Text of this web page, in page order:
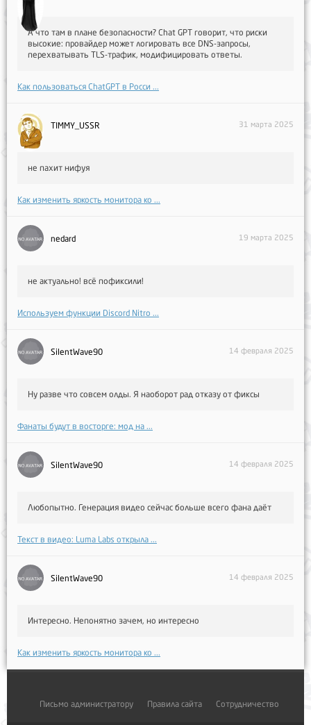
А что там в плане безопасности? Chat GPT говорит, что риски
высокие: провайдер может логировать все DNS-запросы,
перехватывать TLS-трафик, модифицировать ответы.
Как пользоваться ChatGPT в Росси ...
TIMMY_USSR 31 марта 2025
не пахит нифуя
Как изменить яркость монитора ко ...
nedard 19 марта 2025
не актуально! всё пофиксили!
Используем функции Discord Nitro ...
SilentWave90 14 февраля 2025
Ну разве что совсем олды. Я наоборот рад отказу от фиксы
Фанаты будут в восторге: мод на ...
SilentWave90 14 февраля 2025
Любопытно. Генерация видео сейчас больше всего фана даёт
Текст в видео: Luma Labs открыла ...
SilentWave90 14 февраля 2025
Интересно. Непонятно зачем, но интересно
Как изменить яркость монитора ко ...
Письмо администратору Правила сайта Сотрудничество